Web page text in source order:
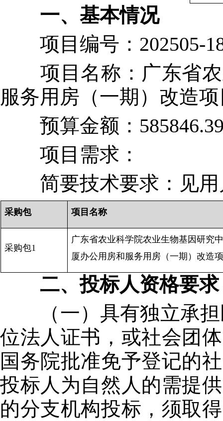
一、基本情况
项目编号：202505-
项目名称：广东省农
服务用房（一期）改造
预算金额：
项目需求：
简要技术要求：见用
采购包 项目名称
采购包1
广东省农业科学院农业生物基因研究
厦办公用房和服务用房（一期）改造
二、投标人资格要
（一）具有独立承担
位法人证书，或社会团
国务院批准免予登记的
投标人为自然人的需提
的分支机构投标，须取